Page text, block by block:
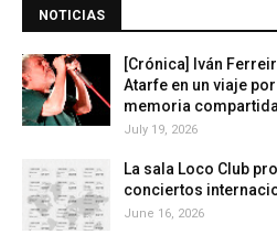
NOTICIAS
[Crónica] Iván
Atarfe en un viaje
memoria
July 19, 2026
La sala Loco Club
conciertos
June 16, 2026